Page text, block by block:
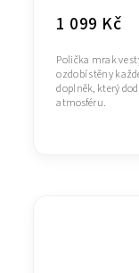
1 099 Kč
Polička mrak ve
ozdobí stěny
doplněk, který
atmosféru.